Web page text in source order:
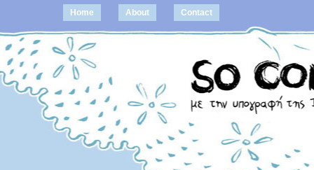
Home About Contact